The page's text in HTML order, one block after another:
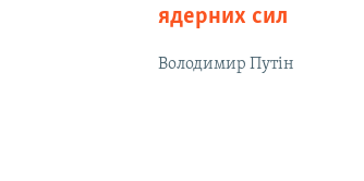
ядерних сил
Володимир Путін